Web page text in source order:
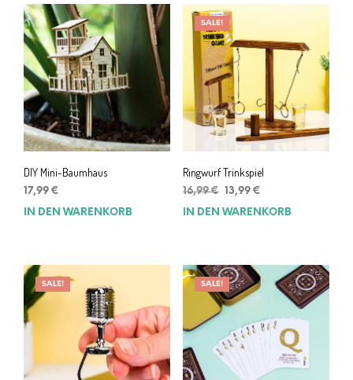
DIY Mini-Baumhaus
17,99 €
IN DEN WARENKORB
SALE!
Ringwurf Trinkspiel
16,99€ Ursprünglicher
13,99 €Aktueller
IN DEN WARENKORB
SALE! SALE!